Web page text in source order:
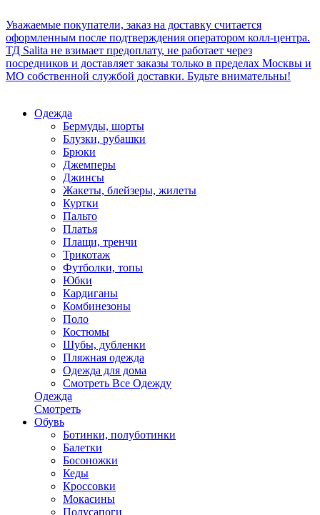
Уважаемые покупатели, заказ на доставку считается
оформленным после подтверждения оператором колл-центра.
ТД Salita не взимает предоплату, не работает через
посредников и доставляет заказы только в пределах Москвы и
МО собственной службой доставки. Будьте внимательны!
Одежда
Бермуды, шорты
Блузки, рубашки
Брюки
Джемперы
Джинсы
Жакеты, блейзеры, жилеты
Куртки
Пальто
Платья
Плащи, тренчи
Трикотаж
Футболки, топы
Юбки
Кардиганы
Комбинезоны
Поло
Костюмы
Шубы, дубленки
Пляжная одежда
Одежда для дома
Смотреть Все Одежду
Одежда
Смотреть
Обувь
Ботинки, полуботинки
Балетки
Босоножки
Кеды
Кроссовки
Мокасины
Полусапоги